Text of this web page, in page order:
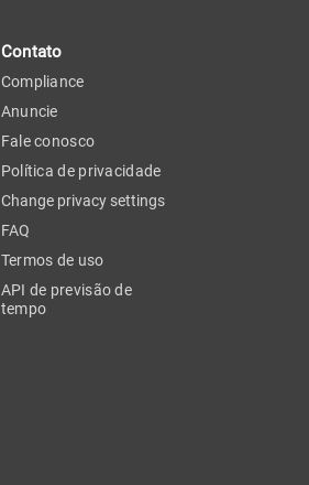
Contato
Compliance
Anuncie
Fale conosco
Política de privacidade
Change privacy settings
FAQ
Termos de uso
API de previsão de
tempo